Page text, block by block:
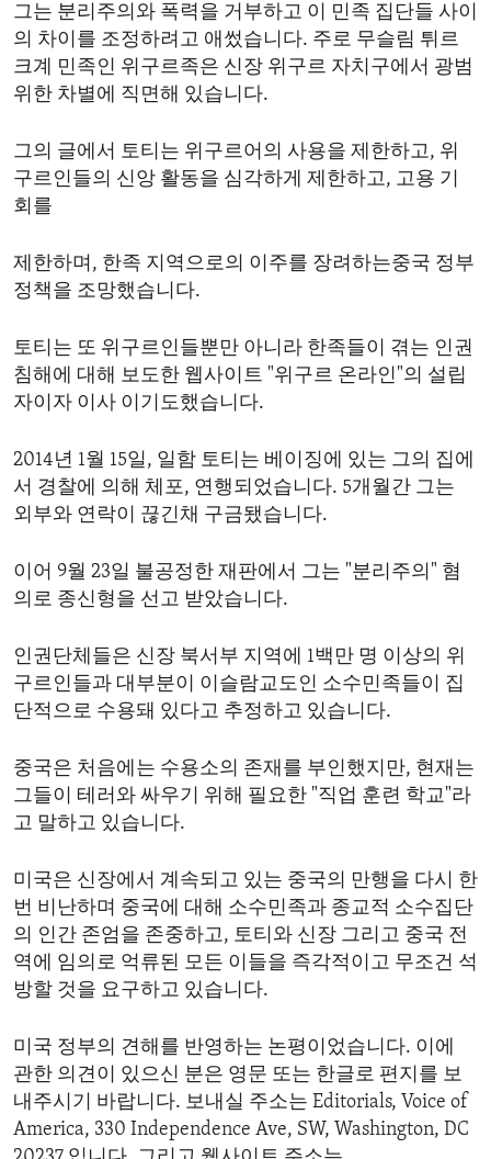
그는 분리주의와 폭력을 거부하고 이 민족 집단들 사이
의 차이를 조정하려고 애썼습니다. 주로 무슬림 튀르
크계 민족인 위구르족은 신장 위구르 자치구에서 광범
위한 차별에 직면해 있습니다.
그의 글에서 토티는 위구르어의 사용을 제한하고, 위
구르인들의 신앙 활동을 심각하게 제한하고, 고용 기
회를
제한하며, 한족 지역으로의 이주를 장려하는중국 정부
정책을 조망했습니다.
토티는 또 위구르인들뿐만 아니라 한족들이 겪는 인권
침해에 대해 보도한 웹사이트 "위구르 온라인"의 설립
자이자 이사 이기도했습니다.
2014년 1월 15일, 일함 토티는 베이징에 있는 그의 집에
서 경찰에 의해 체포, 연행되었습니다. 5개월간 그는
외부와 연락이 끊긴채 구금됐습니다.
이어 9월 23일 불공정한 재판에서 그는 "분리주의" 혐
의로 종신형을 선고 받았습니다.
인권단체들은 신장 북서부 지역에 1백만 명 이상의 위
구르인들과 대부분이 이슬람교도인 소수민족들이 집
단적으로 수용돼 있다고 추정하고 있습니다.
중국은 처음에는 수용소의 존재를 부인했지만, 현재는
그들이 테러와 싸우기 위해 필요한 "직업 훈련 학교"라
고 말하고 있습니다.
미국은 신장에서 계속되고 있는 중국의 만행을 다시 한
번 비난하며 중국에 대해 소수민족과 종교적 소수집단
의 인간 존엄을 존중하고, 토티와 신장 그리고 중국 전
역에 임의로 억류된 모든 이들을 즉각적이고 무조건 석
방할 것을 요구하고 있습니다.
미국 정부의 견해를 반영하는 논평이었습니다. 이에
관한 의견이 있으신 분은 영문 또는 한글로 편지를 보
내주시기 바랍니다. 보내실 주소는 Editorials, Voice of
America, 330 Independence Ave, SW, Washington, DC